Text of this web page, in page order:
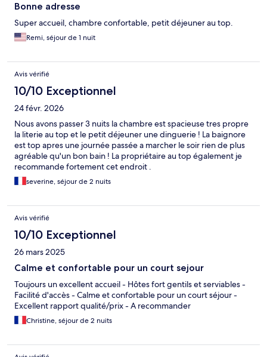
Bonne adresse
Super accueil, chambre confortable, petit déjeuner au top.
Remi, séjour de 1 nuit
Avis vérifié
10/10 Exceptionnel
24 févr. 2026
Nous avons passer 3 nuits la chambre est spacieuse tres propre
la literie au top et le petit déjeuner une dinguerie ! La baignore
est top apres une journée passée a marcher le soir rien de plus
agréable qu'un bon bain ! La propriétaire au top également je
recommande fortement cet endroit .
severine, séjour de 2 nuits
Avis vérifié
10/10 Exceptionnel
26 mars 2025
Calme et confortable pour un court sejour
Toujours un excellent accueil - Hôtes fort gentils et serviables -
Facilité d'accès - Calme et confortable pour un court séjour -
Excellent rapport qualité/prix - A recommander
Christine, séjour de 2 nuits